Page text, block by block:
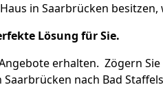
in Saarbrücken
Lösung für Sie.
erhalten. Zögern
nach Bad